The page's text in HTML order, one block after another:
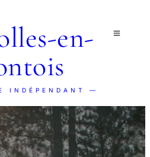
en-
INDÉPENDANT —